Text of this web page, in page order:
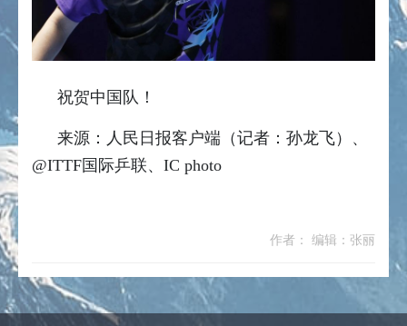
祝贺中国队！
来源：人民日报客户端（记者：孙龙飞）、
@ITTF国际乒联、IC photo
作者： 编辑：张丽